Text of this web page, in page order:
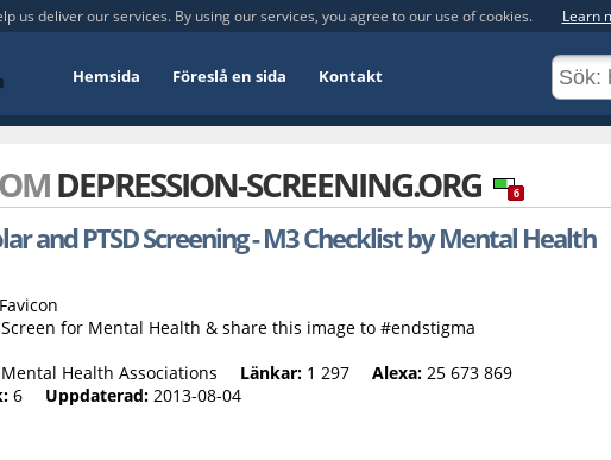
us deliver our services. By using our services, you agree to our use of cookies. Learn
Hemsida Föreslå en sida Kontakt
DEPRESSION-SCREENING.ORG 6
and PTSD Screening - M3 Checklist by Mental Health
for Mental Health & share this image to #endstigma
Health Associations Länkar: 1 297 Alexa: 25 673 869
6 Uppdaterad: 2013-08-04